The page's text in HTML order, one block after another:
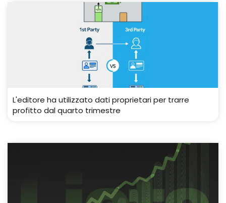
L'editore ha utilizzato dati proprietari per trarre
profitto dal quarto trimestre